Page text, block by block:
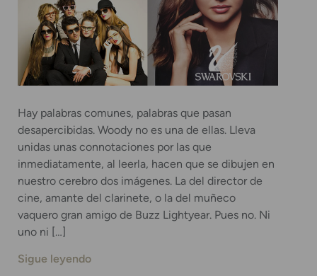
Hay palabras comunes, palabras que pasan
desapercibidas. Woody no es una de ellas. Lleva
unidas unas connotaciones por las que
inmediatamente, al leerla, hacen que se dibujen en
nuestro cerebro dos imágenes. La del director de
cine, amante del clarinete, o la del muñeco
vaquero gran amigo de Buzz Lightyear. Pues no. Ni
uno ni […]
Sigue leyendo